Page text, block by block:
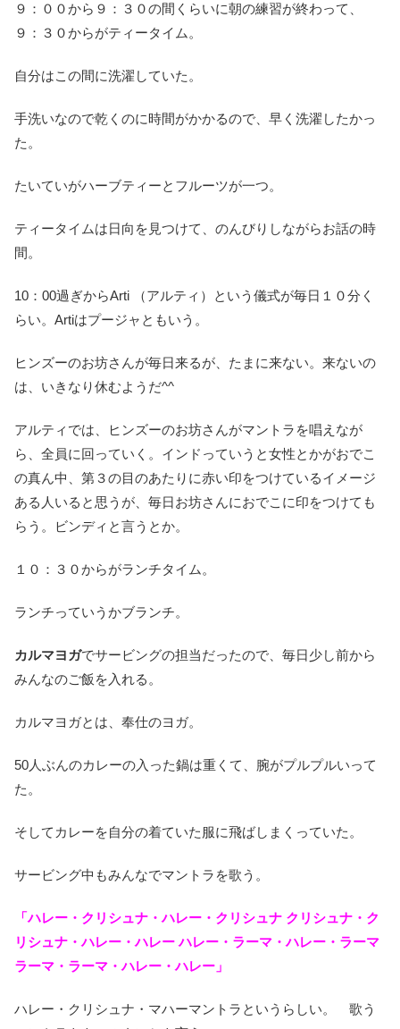
９：００から９：３０の間くらいに朝の練習が終わって、
９：３０からがティータイム。
自分はこの間に洗濯していた。
手洗いなので乾くのに時間がかかるので、早く洗濯したかっ
た。
たいていがハーブティーとフルーツが一つ。
ティータイムは日向を見つけて、のんびりしながらお話の時
間。
10：00過ぎからArti （アルティ）という儀式が毎日１０分く
らい。Artiはプージャともいう。
ヒンズーのお坊さんが毎日来るが、たまに来ない。来ないの
は、いきなり休むようだ^^
アルティでは、ヒンズーのお坊さんがマントラを唱えなが
ら、全員に回っていく。インドっていうと女性とかがおでこ
の真ん中、第３の目のあたりに赤い印をつけているイメージ
ある人いると思うが、毎日お坊さんにおでこに印をつけても
らう。ビンディと言うとか。
１０：３０からがランチタイム。
ランチっていうかブランチ。
カルマヨガでサービングの担当だったので、毎日少し前から
みんなのご飯を入れる。
カルマヨガとは、奉仕のヨガ。
50人ぶんのカレーの入った鍋は重くて、腕がプルプルいって
た。
そしてカレーを自分の着ていた服に飛ばしまくっていた。
サービング中もみんなでマントラを歌う。
「ハレー・クリシュナ・ハレー・クリシュナ クリシュナ・ク
リシュナ・ハレー・ハレー ハレー・ラーマ・ハレー・ラーマ
ラーマ・ラーマ・ハレー・ハレー」
ハレー・クリシュナ・マハーマントラというらしい。 歌う